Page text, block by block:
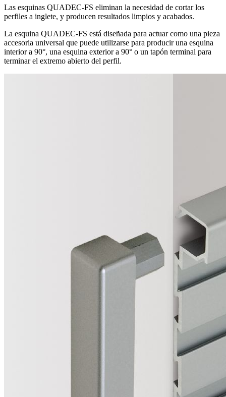
Las esquinas QUADEC-FS eliminan la necesidad de cortar los
perfiles a inglete, y producen resultados limpios y acabados.
La esquina QUADEC-FS está diseñada para actuar como una pieza
accesoria universal que puede utilizarse para producir una esquina
interior a 90°, una esquina exterior a 90° o un tapón terminal para
terminar el extremo abierto del perfil.